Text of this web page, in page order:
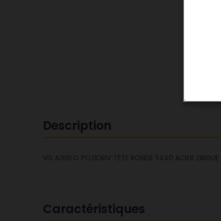
Description
VIS AGGLO POZIDRIV TÊTE RONDE 5X40 ACIER ZINGUE
Caractéristiques